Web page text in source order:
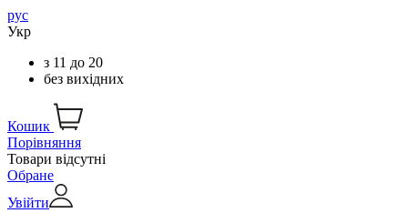
рус
Укр
з 11 до 20
без вихідних
Кошик
Порівняння
Товари відсутні
Обране
Увійти